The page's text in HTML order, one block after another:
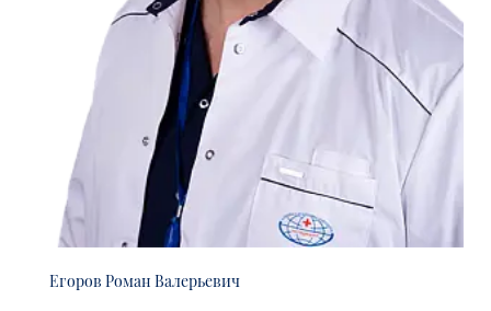
Егоров Роман Валерьевич